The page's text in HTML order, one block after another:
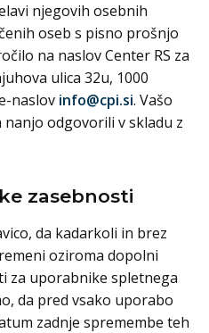
njegovih osebnih
oseb s pisno prošnjo
na naslov Center RS za
ulica 32u, 1000
naslov info@cpi.si. Vašo
odgovorili v skladu z
zasebnosti
da kadarkoli in brez
oziroma dopolni
za uporabnike spletnega
da pred vsako uporabo
zadnje spremembe teh